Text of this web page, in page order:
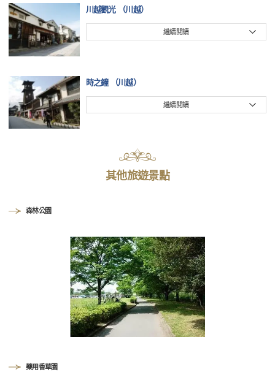
川越觀光 （川越）
繼續閱讀
時之鐘 （川越）
繼續閱讀
其他旅遊景點
森林公園
藥用香草園